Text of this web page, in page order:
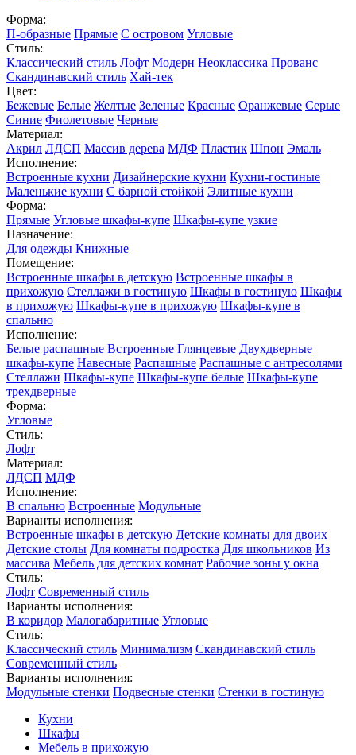
Форма:
П-образные Прямые С островом Угловые
Стиль:
Классический стиль Лофт Модерн Неоклассика Прованс
Скандинавский стиль Хай-тек
Цвет:
Бежевые Белые Желтые Зеленые Красные Оранжевые Серые
Синие Фиолетовые Черные
Материал:
Акрил ЛДСП Массив дерева МДФ Пластик Шпон Эмаль
Исполнение:
Встроенные кухни Дизайнерские кухни Кухни-гостиные
Маленькие кухни С барной стойкой Элитные кухни
Форма:
Прямые Угловые шкафы-купе Шкафы-купе узкие
Назначение:
Для одежды Книжные
Помещение:
Встроенные шкафы в детскую Встроенные шкафы в
прихожую Стеллажи в гостиную Шкафы в гостиную Шкафы
в прихожую Шкафы-купе в прихожую Шкафы-купе в
спальню
Исполнение:
Белые распашные Встроенные Глянцевые Двухдверные
шкафы-купе Навесные Распашные Распашные с антресолями
Стеллажи Шкафы-купе Шкафы-купе белые Шкафы-купе
трехдверные
Форма:
Угловые
Стиль:
Лофт
Материал:
ЛДСП МДФ
Исполнение:
В спальню Встроенные Модульные
Варианты исполнения:
Встроенные шкафы в детскую Детские комнаты для двоих
Детские столы Для комнаты подростка Для школьников Из
массива Мебель для детских комнат Рабочие зоны у окна
Стиль:
Лофт Современный стиль
Варианты исполнения:
В коридор Малогабаритные Угловые
Стиль:
Классический стиль Минимализм Скандинавский стиль
Современный стиль
Варианты исполнения:
Модульные стенки Подвесные стенки Стенки в гостиную
Кухни
Шкафы
Мебель в прихожую